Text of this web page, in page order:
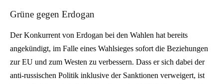
Grüne gegen Erdogan
Der Konkurrent von Erdogan bei den Wahlen hat bereits
angekündigt, im Falle eines Wahlsieges sofort die Beziehungen
zur EU und zum Westen zu verbessern. Dass er sich dabei der
anti-russischen Politik inklusive der Sanktionen verweigert, ist